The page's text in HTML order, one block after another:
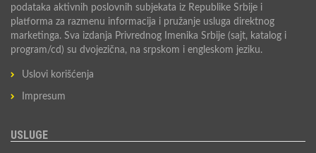
podataka aktivnih poslovnih subjekata iz Republike Srbije i
platforma za razmenu informacija i pružanje usluga direktnog
marketinga. Sva izdanja Privrednog Imenika Srbije (sajt, katalog i
program/cd) su dvojezična, na srpskom i engleskom jeziku.
Uslovi korišćenja
Impresum
USLUGE